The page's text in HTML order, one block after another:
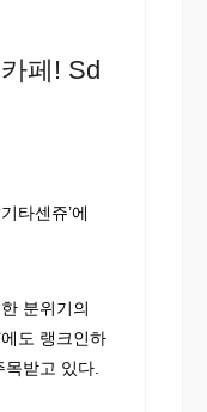
페! Sd
타센쥬’에
분위기의
도 랭크인하
받고 있다.